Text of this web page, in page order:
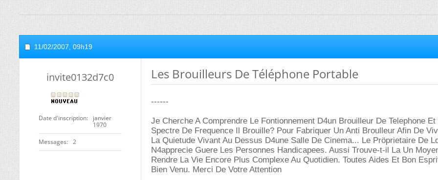
11/02/2007, 09h19
invite0132d7c0
Date d'inscription
janvier
1970
Messages 2
Les Brouilleurs De Téléphone Portable
------
Je Cherche A Comprendre Le Fontionnement D4un Brouilleur De Telephone Et
Spectre De Frequence Il Brouille? Pour Fabriquer Un Anti Broulleur Afin De
La Quietude Vivant Au Dessus D4une Salle De Cinema... Le Pröprietaire De
N4apprecie Guere Les Personnes Handicapees. Aussi Trouve-t-il La Un
Rendre La Vie Encore Plus Complexe Au Quotidien. Toutes Aides Et Bon
Bien Venu. Merci De Votre Attention